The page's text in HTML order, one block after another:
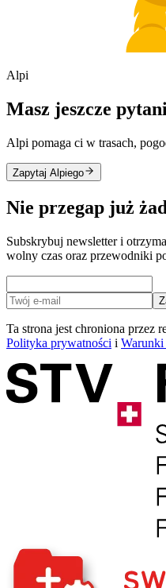
Alpi
Masz jeszcze
Alpi pomaga ci w trasach,
Zapytaj Alpiego
Nie przegap już
Subskrybuj newsletter i
wolny czas oraz przewodniki
Ta strona jest chroniona przez
Polityka prywatności i